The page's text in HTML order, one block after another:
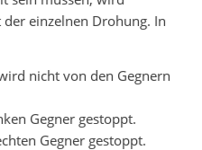
einzelnen Drohung. In
nicht von den Gegnern
Gegner gestoppt.
Gegner gestoppt.